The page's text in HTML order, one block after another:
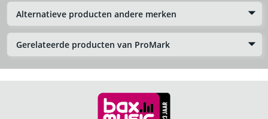
Alternatieve producten andere merken
Gerelateerde producten van ProMark